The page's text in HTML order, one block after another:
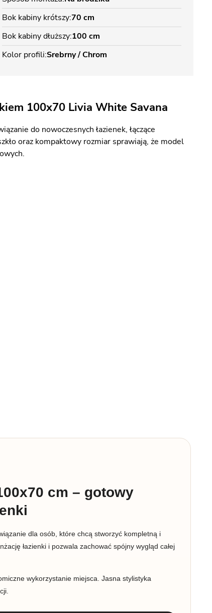
Bok kabiny krótszy70 cm
Bok kabiny dłuższy 100 cm
Kolor profili Srebrny / Chrom
100x70 Livia White Savana
do nowoczesnych łazienek, łączące
oraz kompaktowy rozmiar sprawiają, że model
cm – gotowy
dla osób, które chcą stworzyć kompletną i
łazienki i pozwala zachować spójny wygląd całej
wykorzystanie miejsca. Jasna stylistyka